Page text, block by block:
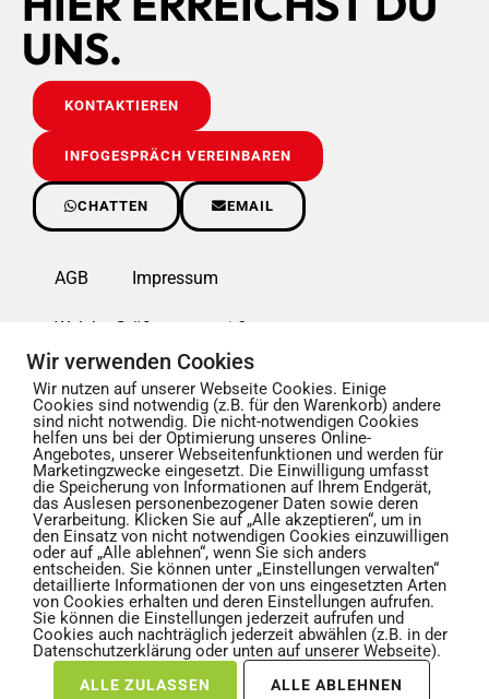
UNS.
KONTAKTIEREN
INFOGESPRÄCH VEREINBAREN
CHATTEN EMAIL
AGB Impressum
Welche Größe passt mir?
Waschanleitung für Textilien
Widerrufsbelehrung Datenschutzerklärung
Zahlungsmethoden Lieferarten
Liefertracking Karriere
Rechtsverstoß melden (z.B. Copyright)
Wir verwenden Cookies
Wir nutzen auf unserer Webseite Cookies. Einige
Cookies sind notwendig (z.B. für den Warenkorb) andere
sind nicht notwendig. Die nicht-notwendigen Cookies
helfen uns bei der Optimierung unseres Online-
Angebotes, unserer Webseitenfunktionen und werden für
Marketingzwecke eingesetzt. Die Einwilligung umfasst
die Speicherung von Informationen auf Ihrem Endgerät,
das Auslesen personenbezogener Daten sowie deren
Verarbeitung. Klicken Sie auf „Alle akzeptieren“, um in
den Einsatz von nicht notwendigen Cookies einzuwilligen
oder auf „Alle ablehnen“, wenn Sie sich anders
entscheiden. Sie können unter „Einstellungen verwalten“
detaillierte Informationen der von uns eingesetzten Arten
von Cookies erhalten und deren Einstellungen aufrufen.
Sie können die Einstellungen jederzeit aufrufen und
Cookies auch nachträglich jederzeit abwählen (z.B. in der
Datenschutzerklärung oder unten auf unserer Webseite).
ALLE ZULASSEN ALLE ABLEHNEN